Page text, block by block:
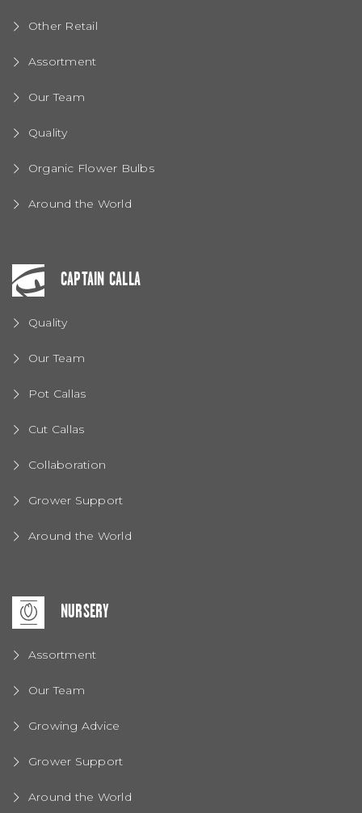
Other Retail
Assortment
Our Team
Quality
Organic Flower Bulbs
Around the World
CAPTAIN CALLA
Quality
Our Team
Pot Callas
Cut Callas
Collaboration
Grower Support
Around the World
NURSERY
Assortment
Our Team
Growing Advice
Grower Support
Around the World